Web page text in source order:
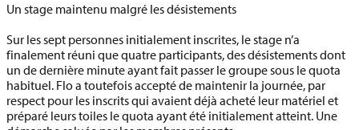
Un stage maintenu malgré les désistements
Sur les sept personnes initialement inscrites, le stage n’a
finalement réuni que quatre participants, des désistements dont
un de dernière minute ayant fait passer le groupe sous le quota
habituel. Flo a toutefois accepté de maintenir la journée, par
respect pour les inscrits qui avaient déjà acheté leur matériel et
préparé leurs toiles le quota ayant été initialement atteint. Une